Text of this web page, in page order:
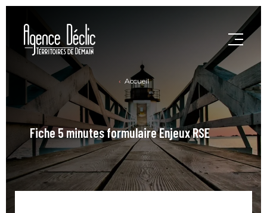
Accueil
Fiche 5 minutes formulaire Enjeux RSE